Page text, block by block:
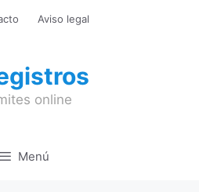
Aviso legal
online
Menú